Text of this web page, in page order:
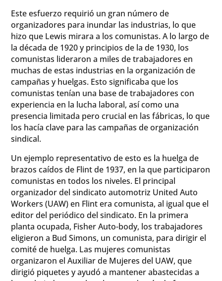
Este esfuerzo requirió un gran número de
organizadores para inundar las industrias, lo que
hizo que Lewis mirara a los comunistas. A lo largo de
la década de 1920 y principios de la de 1930, los
comunistas lideraron a miles de trabajadores en
muchas de estas industrias en la organización de
campañas y huelgas. Esto significaba que los
comunistas tenían una base de trabajadores con
experiencia en la lucha laboral, así como una
presencia limitada pero crucial en las fábricas, lo que
los hacía clave para las campañas de organización
sindical.
Un ejemplo representativo de esto es la huelga de
brazos caídos de Flint de 1937, en la que participaron
comunistas en todos los niveles. El principal
organizador del sindicato automotriz United Auto
Workers (UAW) en Flint era comunista, al igual que el
editor del periódico del sindicato. En la primera
planta ocupada, Fisher Auto-body, los trabajadores
eligieron a Bud Simons, un comunista, para dirigir el
comité de huelga. Las mujeres comunistas
organizaron el Auxiliar de Mujeres del UAW, que
dirigió piquetes y ayudó a mantener abastecidas a